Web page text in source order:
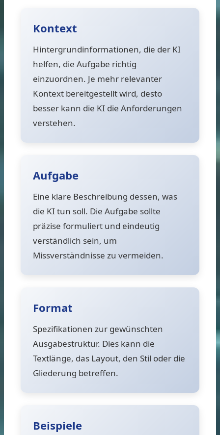
Kontext
Hintergrundinformationen, die der KI
helfen, die Aufgabe richtig
einzuordnen. Je mehr relevanter
Kontext bereitgestellt wird, desto
besser kann die KI die Anforderungen
verstehen.
Aufgabe
Eine klare Beschreibung dessen, was
die KI tun soll. Die Aufgabe sollte
präzise formuliert und eindeutig
verständlich sein, um
Missverständnisse zu vermeiden.
Format
Spezifikationen zur gewünschten
Ausgabestruktur. Dies kann die
Textlänge, das Layout, den Stil oder die
Gliederung betreffen.
Beispiele